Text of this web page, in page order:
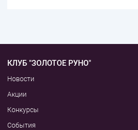
КЛУБ "ЗОЛОТОЕ РУНО"
Новости
Акции
Конкурсы
События